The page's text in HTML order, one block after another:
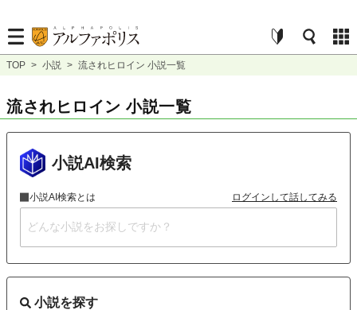
TOP > 小説 > 流されヒロイン 小説一覧
流されヒロイン 小説一覧
小説AI検索
小説AI検索とは ログインして話してみる
小説を探す